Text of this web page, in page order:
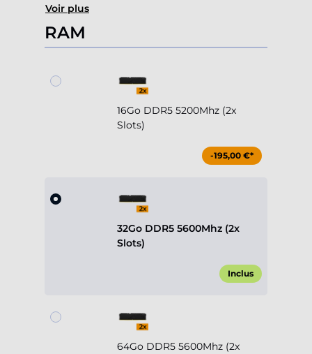
Voir plus
RAM
16Go DDR5 5200Mhz (2x
Slots)
-195,00 €*
32Go DDR5 5600Mhz (2x
Slots)
Inclus
64Go DDR5 5600Mhz (2x